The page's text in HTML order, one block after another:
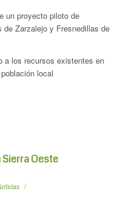
un proyecto piloto de
Zarzalejo y Fresnedillas de
a los recursos existentes en
local
Oeste
/